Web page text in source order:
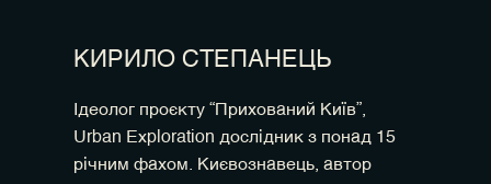
КИРИЛО СТЕПАНЕЦЬ
Ідеолог проєкту “Прихований Київ”,
Urban Exploration дослідник з понад 15
річним фахом. Києвознавець, автор